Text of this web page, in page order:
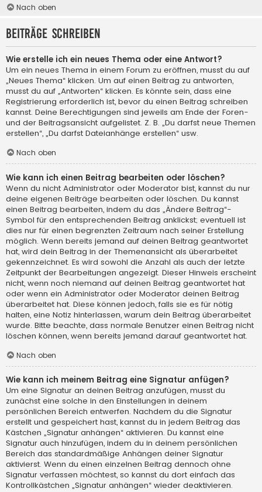
Nach oben
Beiträge schreiben
Wie erstelle ich ein neues Thema oder eine Antwort?
Um ein neues Thema in einem Forum zu eröffnen, musst du auf
„Neues Thema“ klicken. Um auf einen Beitrag zu antworten,
musst du auf „Antworten“ klicken. Es könnte sein, dass eine
Registrierung erforderlich ist, bevor du einen Beitrag schreiben
kannst. Deine Berechtigungen sind jeweils am Ende der Foren-
und der Beitragsansicht aufgelistet. Z. B. „Du darfst neue Themen
erstellen“, „Du darfst Dateianhänge erstellen“ usw.
Nach oben
Wie kann ich einen Beitrag bearbeiten oder löschen?
Wenn du nicht Administrator oder Moderator bist, kannst du nur
deine eigenen Beiträge bearbeiten oder löschen. Du kannst
einen Beitrag bearbeiten, indem du das „Ändere Beitrag“-
Symbol für den entsprechenden Beitrag anklickst; eventuell ist
dies nur für einen begrenzten Zeitraum nach seiner Erstellung
möglich. Wenn bereits jemand auf deinen Beitrag geantwortet
hat, wird dein Beitrag in der Themenansicht als überarbeitet
gekennzeichnet. Es wird sowohl die Anzahl als auch der letzte
Zeitpunkt der Bearbeitungen angezeigt. Dieser Hinweis erscheint
nicht, wenn noch niemand auf deinen Beitrag geantwortet hat
oder wenn ein Administrator oder Moderator deinen Beitrag
überarbeitet hat. Diese können jedoch, falls sie es für nötig
halten, eine Notiz hinterlassen, warum dein Beitrag überarbeitet
wurde. Bitte beachte, dass normale Benutzer einen Beitrag nicht
löschen können, wenn bereits jemand darauf geantwortet hat.
Nach oben
Wie kann ich meinem Beitrag eine Signatur anfügen?
Um eine Signatur an deinen Beitrag anzufügen, musst du
zunächst eine solche in den Einstellungen in deinem
persönlichen Bereich entwerfen. Nachdem du die Signatur
erstellt und gespeichert hast, kannst du in jedem Beitrag das
Kästchen „Signatur anhängen“ aktivieren. Du kannst eine
Signatur auch hinzufügen, indem du in deinem persönlichen
Bereich das standardmäßige Anhängen deiner Signatur
aktivierst. Wenn du einen einzelnen Beitrag dennoch ohne
Signatur verfassen möchtest, so kannst du dort einfach das
Kontrollkästchen „Signatur anhängen“ wieder deaktivieren.